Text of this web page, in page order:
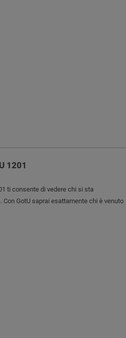
1201
ti consente di vedere chi si sta
Con GotU saprai esattamente chi è venuto